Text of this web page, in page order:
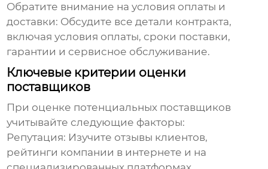
Обратите внимание на условия оплаты и
доставки: Обсудите все детали контракта,
включая условия оплаты, сроки поставки,
гарантии и сервисное обслуживание.
Ключевые критерии оценки
поставщиков
При оценке потенциальных поставщиков
учитывайте следующие факторы:
Репутация: Изучите отзывы клиентов,
рейтинги компании в интернете и на